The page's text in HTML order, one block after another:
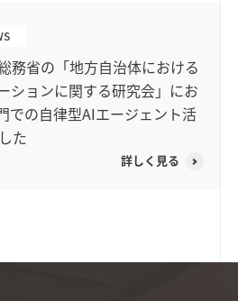
務省の「地方自治体における
ションに関する研究会」にお
での自律型AIエージェント活
た
詳しく見る